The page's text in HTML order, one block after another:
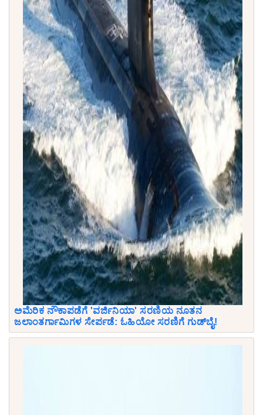
ಅಮೆರಿಕ ನೌಕಾಪಡೆಗೆ 'ವರ್ಜಿನಿಯಾ' ಸರಣಿಯ ನೂತನ
ಜಲಾಂತರ್ಗಾಮಿಗಳ ಸೇರ್ಪಡೆ: ಓಹಿಯೋ ಸರಣಿಗೆ ಗುಡ್‌ಬೈ!